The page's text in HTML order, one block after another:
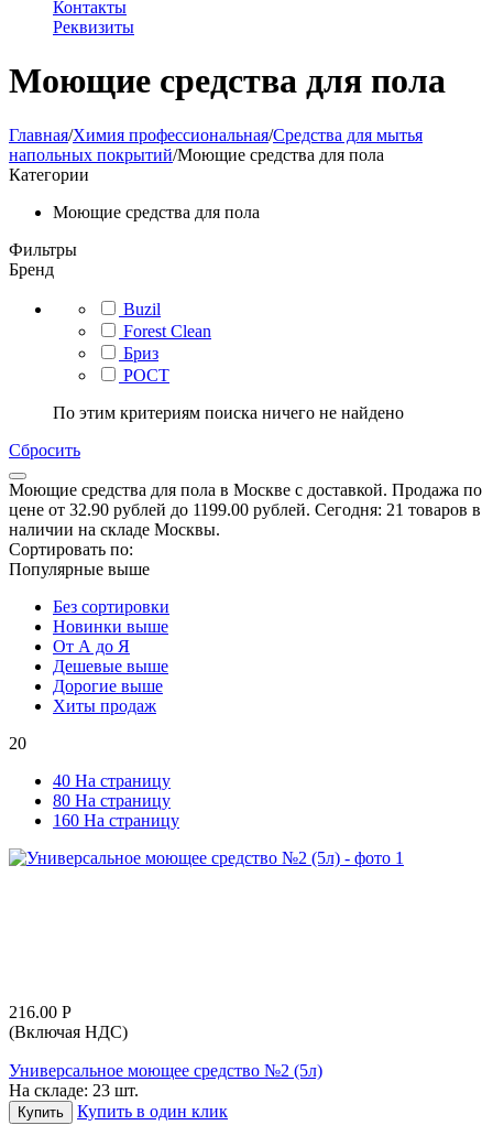
Контакты
Реквизиты
Моющие средства для пола
Главная/Химия профессиональная/Средства для мытья
напольных покрытий/Моющие средства для пола
Категории
Моющие средства для пола
Фильтры
Бренд
Buzil
Forest Clean
Бриз
РОСТ
По этим критериям поиска ничего не найдено
Сбросить
Моющие средства для пола в Москве с доставкой. Продажа по
цене от 32.90 рублей до 1199.00 рублей. Сегодня: 21 товаров в
наличии на складе Москвы.
Сортировать по:
Популярные выше
Без сортировки
Новинки выше
От А до Я
Дешевые выше
Дорогие выше
Хиты продаж
20
40 На страницу
80 На страницу
160 На страницу
216.00 Р
(Включая НДС)
Универсальное моющее средство №2 (5л)
На складе: 23 шт.
Купить Купить в один клик